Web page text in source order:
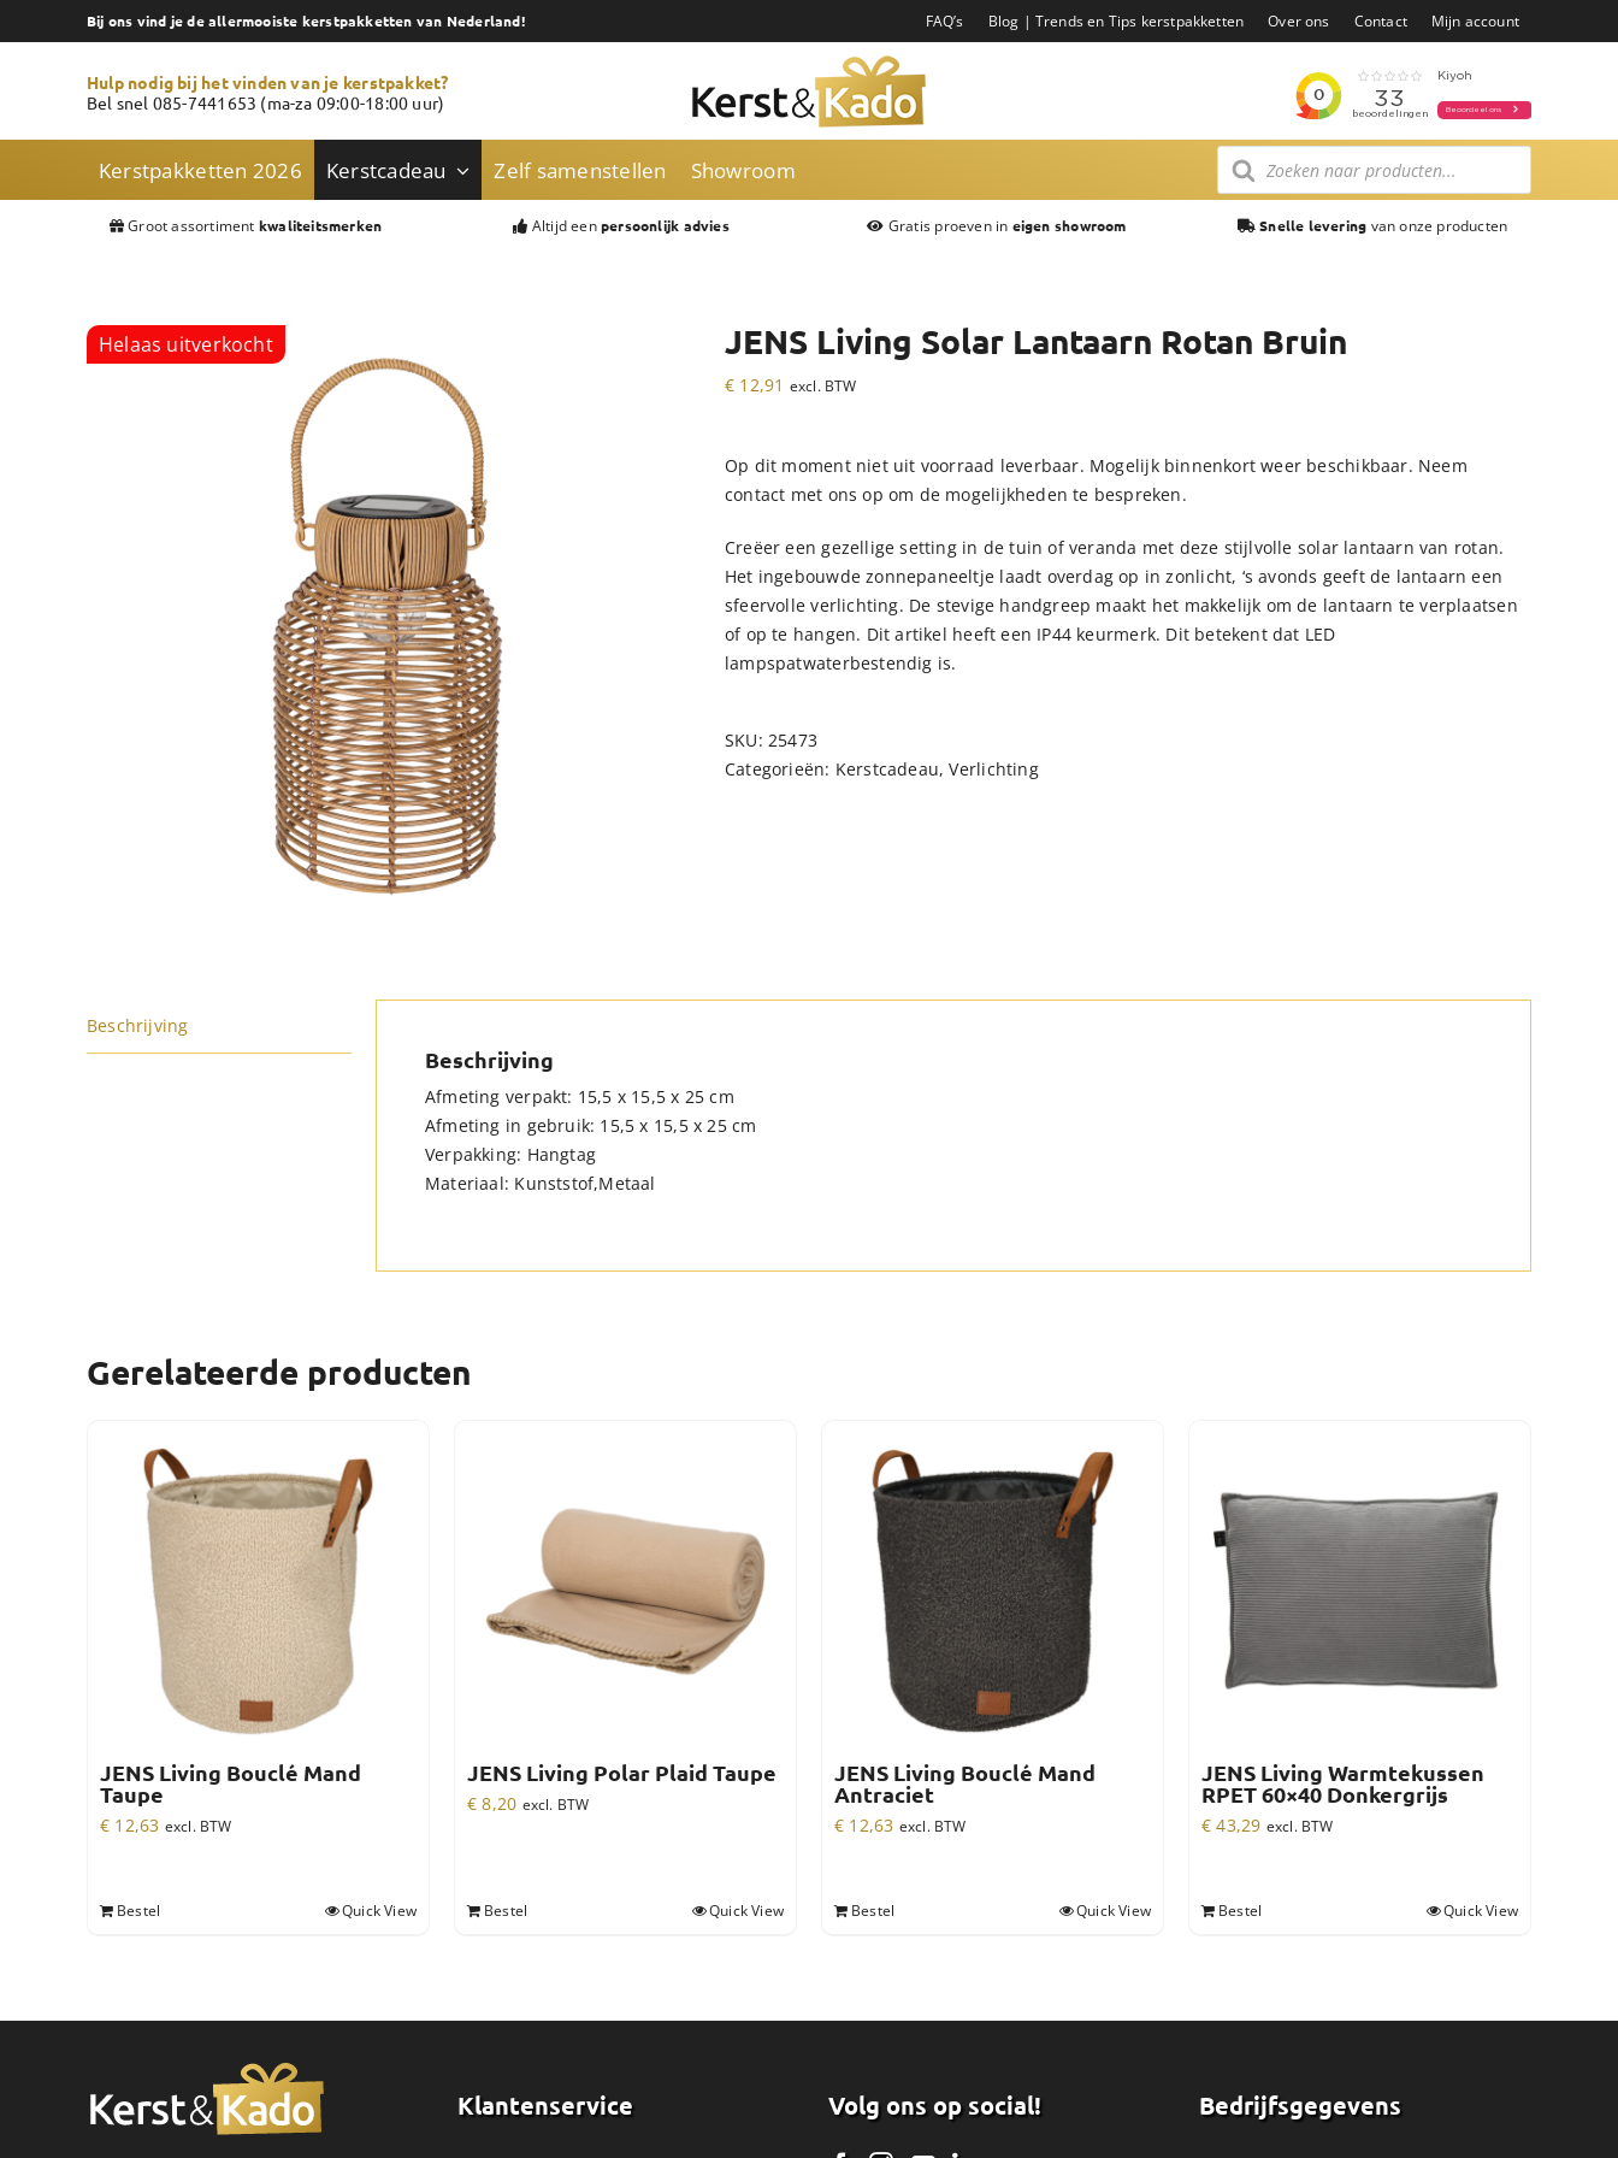
to
Bij ons vind je de allermooiste kerstpakketten van Nederland! FAQ’s Blog | Trends en Tips kerstpakketten Over ons Contact Mijn account
Hulp nodig bij het vinden van je kerstpakket?
Bel snel 085-7441653 (ma-za 09:00-18:00 uur)
Kerstpakketten 2026 Kerstcadeau Zelf samenstellen Showroom
Producten
zoeken
Groot assortiment kwaliteitsmerken Altijd een persoonlijk advies Gratis proeven in eigen showroom Snelle levering van onze producten
Helaas uitverkocht JENS Living Solar Lantaarn Rotan Bruin
€ 12,91 excl. BTW
Op dit moment niet uit voorraad leverbaar. Mogelijk binnenkort weer beschikbaar. Neem
contact met ons op om de mogelijkheden te bespreken.
Creëer een gezellige setting in de tuin of veranda met deze stijlvolle solar lantaarn van rotan.
Het ingebouwde zonnepaneeltje laadt overdag op in zonlicht, ‘s avonds geeft de lantaarn een
sfeervolle verlichting. De stevige handgreep maakt het makkelijk om de lantaarn te verplaatsen
of op te hangen. Dit artikel heeft een IP44 keurmerk. Dit betekent dat LED
lampspatwaterbestendig is.
SKU:25473
Categorieën: Kerstcadeau,Verlichting
Beschrijving
Beschrijving
Afmeting verpakt: 15,5 x 15,5 x 25 cm
Afmeting in gebruik: 15,5 x 15,5 x 25 cm
Verpakking: Hangtag
Materiaal: Kunststof,Metaal
Gerelateerde producten
JENS Living Bouclé Mand
Taupe
€ 12,63 excl. BTW
Bestel Quick View
JENS Living Polar Plaid Taupe
€ 8,20 excl. BTW
Bestel Quick View
JENS Living Bouclé Mand
Antraciet
€ 12,63 excl. BTW
Bestel Quick View
JENS Living Warmtekussen
RPET 60×40 Donkergrijs
€ 43,29 excl. BTW
Bestel Quick View
Klantenservice Volg ons op social! Bedrijfsgegevens